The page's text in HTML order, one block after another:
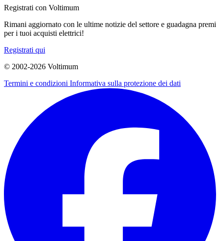
Registrati con Voltimum
Rimani aggiornato con le ultime notizie del settore e guadagna premi
per i tuoi acquisti elettrici!
Registrati qui
© 2002-2026 Voltimum
Termini e condizioni Informativa sulla protezione dei dati